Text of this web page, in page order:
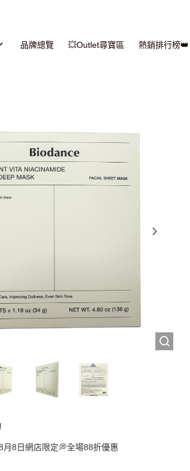
品牌總覽 💥Outlet尋寶區 熱銷排行榜👑
8日網店限定💭全場88折優惠